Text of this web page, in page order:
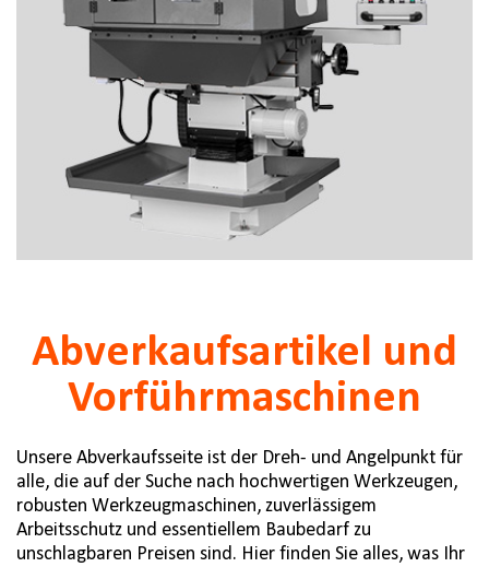
Abverkaufsartikel und
Vorführmaschinen
Unsere Abverkaufsseite ist der Dreh- und Angelpunkt für
alle, die auf der Suche nach hochwertigen Werkzeugen,
robusten Werkzeugmaschinen, zuverlässigem
Arbeitsschutz und essentiellem Baubedarf zu
unschlagbaren Preisen sind. Hier finden Sie alles, was Ihr